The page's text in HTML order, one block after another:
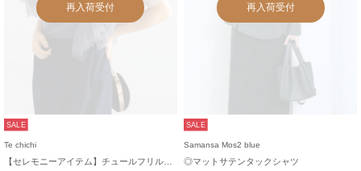
再入荷受付
SALE
Te chichi
再入荷受付
SALE
Samansa Mos2 blue
◎マットサテンタックシャツ